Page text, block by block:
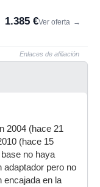
1.385 €Ver oferta →
Enlaces de afiliación
2004 (hace 21
(hace 15
no haya
adaptador pero no
encajada en la